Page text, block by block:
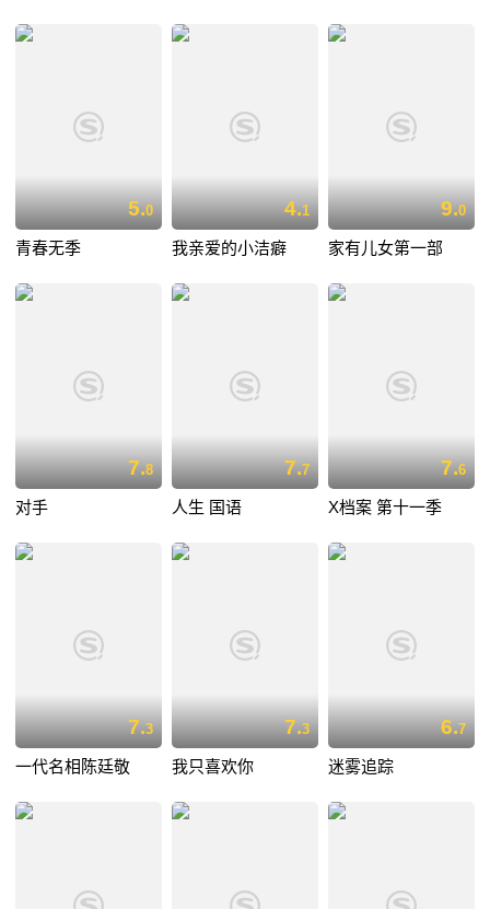
5.0
青春无季
4.1
我亲爱的小洁癖
9.0
家有儿女第一部
7.8
对手
7.7
人生 国语
7.6
X档案 第十一季
7.3
一代名相陈廷敬
7.3
我只喜欢你
6.7
迷雾追踪